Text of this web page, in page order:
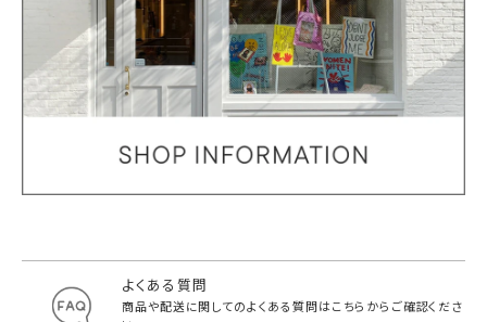
よくある質問
商品や配送に関してのよくある質問はこちらからご確認くださ